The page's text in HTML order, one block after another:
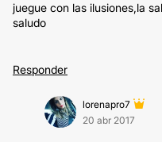
juegue con las ilusiones,la
saludo
Responder
lorenapro7
20 abr 2017